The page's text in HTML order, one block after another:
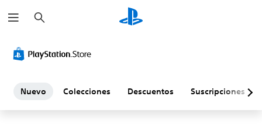
u
s
r
Nuevo Colecciones Descuentos Suscripciones
N